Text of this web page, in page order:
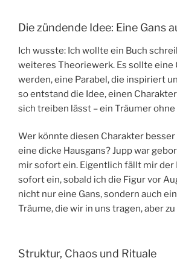
Die zündende Idee: Eine Gans
Ich wusste: Ich wollte ein Buch
weiteres Theoriewerk. Es sollte eine
werden, eine Parabel, die inspiriert
so entstand die Idee, einen
sich treiben lässt – ein Träumer ohne
Wer könnte diesen Charakter
eine dicke Hausgans? Jupp war
mir sofort ein. Eigentlich fällt mir der
sofort ein, sobald ich die Figur vor
nicht nur eine Gans, sondern auch
Träume, die wir in uns tragen, aber
Struktur, Chaos und Rituale